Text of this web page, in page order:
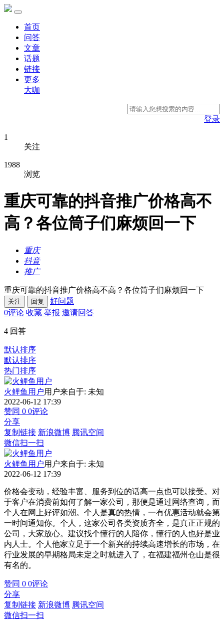
首页
问答
文章
话题
链接
更多
大咖
登录
1
关注
1988
浏览
重庆可靠的抖音推广价格高不
高？各位筒子们麻烦回一下
重庆
抖音
推广
重庆可靠的抖音推广价格高不高？各位筒子们麻烦回一下
关注 回复
好问题
0评论 收藏 举报 邀请回答
4 回答
默认排序
默认排序
热门排序
火鲤鱼用户用户来自于: 未知
2022-06-12 17:39
赞同 0 0评论
分享
复制链接 新浪微博 腾讯空间
微信扫一扫
火鲤鱼用户用户来自于: 未知
2022-06-12 17:39
价格会变动，经验丰富、服务到位的话高一点也可以接受。对
于客户在消费前如何了解一家公司，那便是通过网络查询，而
个人在网上好评如潮。个人是真的热情，一有优惠活动就会第
一时间通知你。个人，这家公司各类资质齐全，是真正正规的
公司，大家放心。建议找个懂行的人陪你，懂行的人也好是业
内人士。个人他家立足于一个新兴的持续高速增长的市场，在
行业发展的早期格局未定之时就进入了，在福建福州仓山是很
有名的。
赞同 0 0评论
分享
复制链接 新浪微博 腾讯空间
微信扫一扫